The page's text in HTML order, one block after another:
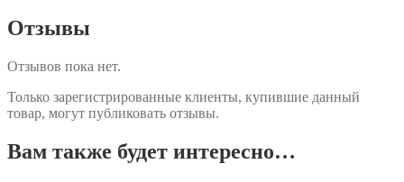
Отзывы
Отзывов пока нет.
Только зарегистрированные клиенты, купившие данный
товар, могут публиковать отзывы.
Вам также будет интересно…